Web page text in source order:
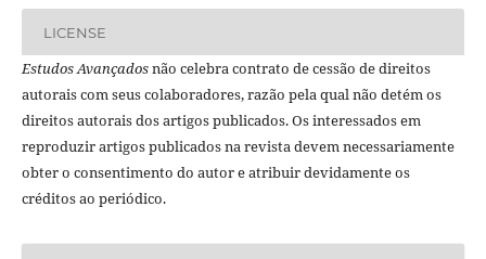
LICENSE
Estudos Avançadosnão celebra contrato de cessão de direitos
autorais com seus colaboradores, razão pela qual não detém os
direitos autorais dos artigos publicados. Os interessados em
reproduzir artigos publicados na revista devem necessariamente
obter o consentimento do autor e atribuir devidamente os
créditos ao periódico.